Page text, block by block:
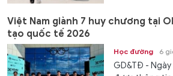
Việt Nam giành 7 huy chương tại
tạo quốc tế 2026
Học đường 6
GD&TĐ - Ngày